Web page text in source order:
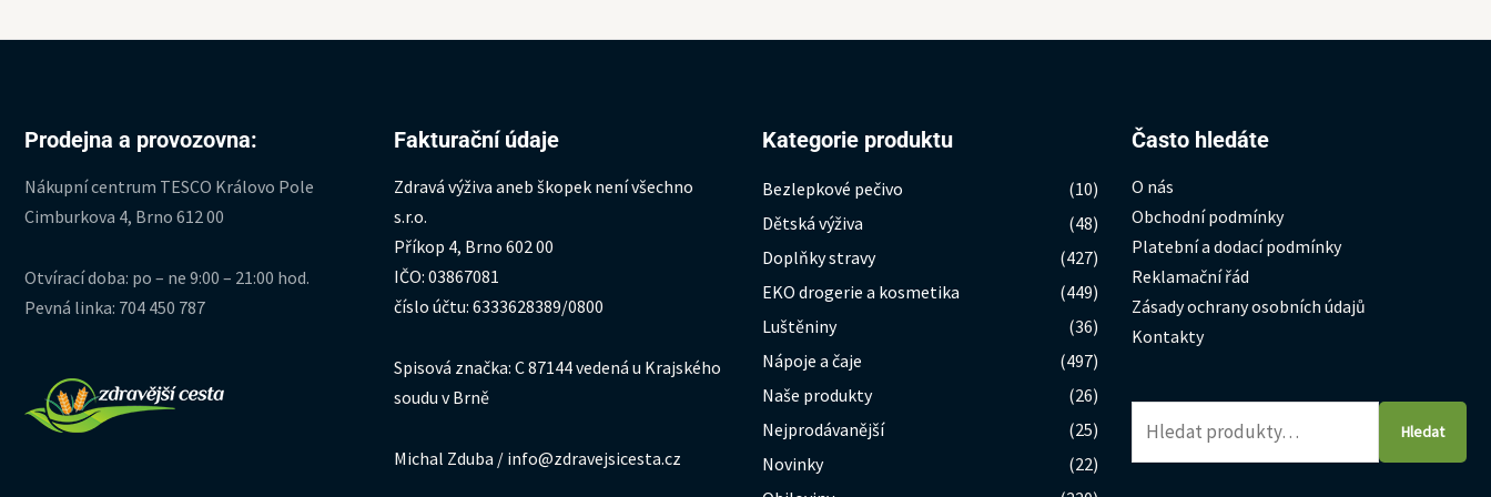
Prodejna a provozovna:
Nákupní centrum TESCO Královo Pole
Cimburkova 4, Brno 612 00
Otvírací doba: po – ne 9:00 – 21:00 hod.
Pevná linka: 704 450 787
Fakturační údaje
Zdravá výživa aneb škopek není všechno
s.r.o.
Příkop 4, Brno 602 00
IČO: 03867081
číslo účtu: 6333628389/0800
Spisová značka: C 87144 vedená u Krajského
soudu v Brně
Michal Zduba / info@zdravejsicesta.cz
Kategorie produktu
Bezlepkové pečivo
(10)
Dětská výživa
(48)
Doplňky stravy
(427)
EKO drogerie a kosmetika
(449)
Luštěniny
(36)
Nápoje a čaje
(497)
Naše produkty
(26)
Nejprodávanější
(25)
Novinky
(22)
Často hledáte
O nás
Obchodní podmínky
Platební a dodací podmínky
Reklamační řád
Zásady ochrany osobních údajů
Kontakty
Hledat:
Hledat